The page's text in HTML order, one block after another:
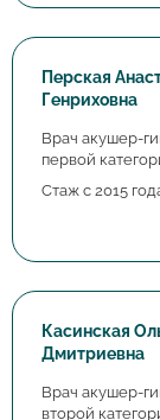
Перская
Генриховна
Врач акушер-
первой
Стаж с 2015
Касинская
Дмитриевна
Врач акушер-
второй